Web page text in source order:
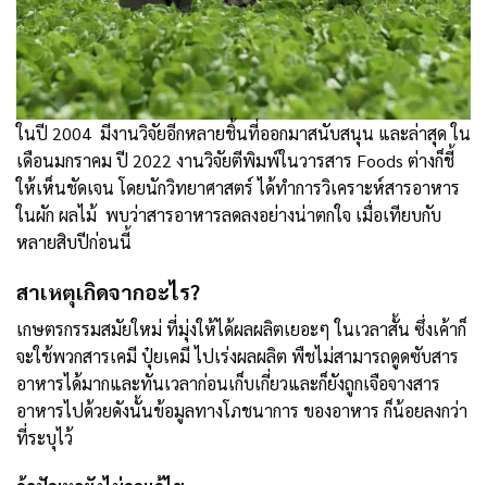
ในปี 2004 มีงานวิจัยอีกหลายชิ้นที่ออกมาสนับสนุน และล่าสุด ใน
เดือนมกราคม ปี 2022 งานวิจัยตีพิมพ์ในวารสาร Foods ต่างก็ชี้
ให้เห็นชัดเจน โดยนักวิทยาศาสตร์ ได้ทำการวิเคราะห์สารอาหาร
ในผัก ผลไม้ พบว่าสารอาหารลดลงอย่างน่าตกใจ เมื่อเทียบกับ
หลายสิบปีก่อนนี้
สาเหตุเกิดจากอะไร?
เกษตรกรรมสมัยใหม่ ที่มุ่งให้ได้ผลผลิตเยอะๆ ในเวลาสั้น ซึ่งเค้าก็
จะใช้พวกสารเคมี ปุ๋ยเคมี ไปเร่งผลผลิต พืชไม่สามารถดูดซับสาร
อาหารได้มากและทันเวลาก่อนเก็บเกี่ยวและก็ยังถูกเจือจางสาร
อาหารไปด้วยดังนั้นข้อมูลทางโภชนาการ ของอาหาร ก็น้อยลงกว่า
ที่ระบุไว้